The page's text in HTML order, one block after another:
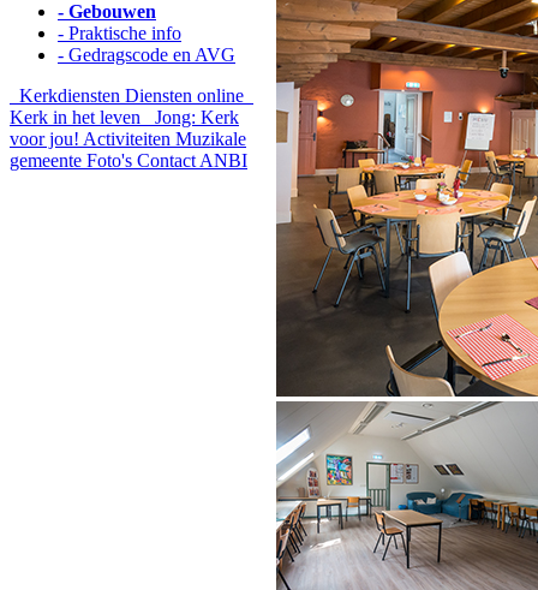
- Gebouwen
- Praktische info
- Gedragscode en AVG
Kerkdiensten Diensten online
Kerk in het leven
Jong: Kerk
voor jou! Activiteiten Muzikale
gemeente Foto's Contact ANBI